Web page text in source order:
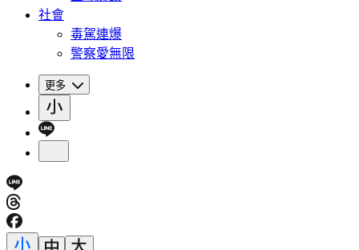
社會
毒駕連爆
警察愛無限
更多